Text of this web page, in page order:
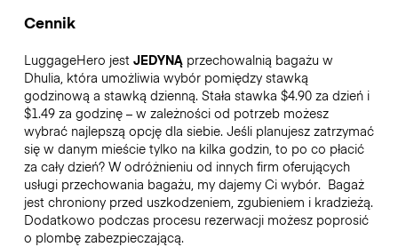
Cennik
LuggageHero jest JEDYNĄprzechowalnią bagażu w
Dhulia, która umożliwia wybór pomiędzy stawką
godzinową a stawką dzienną. Stała stawka $4.90 za dzień i
$1.49 za godzinę – w zależności od potrzeb możesz
wybrać najlepszą opcję dla siebie. Jeśli planujesz zatrzymać
się w danym mieście tylko na kilka godzin, to po co płacić
za cały dzień? W odróżnieniu od innych firm oferujących
usługi przechowania bagażu, my dajemy Ci wybór. Bagaż
jest chroniony przed uszkodzeniem, zgubieniem i kradzieżą.
Dodatkowo podczas procesu rezerwacji możesz poprosić
o plombę zabezpieczającą.